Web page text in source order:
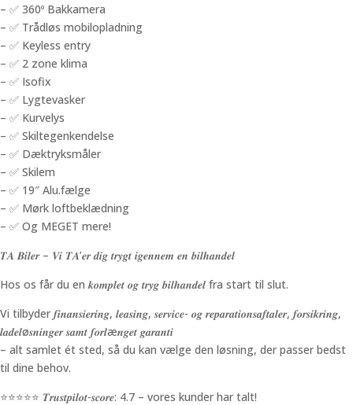
– ✅ 360º Bakkamera
– ✅ Trådløs mobilopladning
– ✅ Keyless entry
– ✅ 2 zone klima
– ✅ Isofix
– ✅ Lygtevasker
– ✅ Kurvelys
– ✅ Skiltegenkendelse
– ✅ Dæktryksmåler
– ✅ Skilem
– ✅ 19″ Alu.fælge
– ✅ Mørk loftbeklædning
– ✅ Og MEGET mere!
𝑻𝑨 𝑩𝒊𝒍𝒆𝒓 – 𝑽𝒊 𝑻𝑨’𝒆𝒓 𝒅𝒊𝒈 𝒕𝒓𝒚𝒈𝒕 𝒊𝒈𝒆𝒏𝒏𝒆𝒎 𝒆𝒏 𝒃𝒊𝒍𝒉𝒂𝒏𝒅𝒆𝒍
Hos os får du en 𝒌𝒐𝒎𝒑𝒍𝒆𝒕 𝒐𝒈 𝒕𝒓𝒚𝒈 𝒃𝒊𝒍𝒉𝒂𝒏𝒅𝒆𝒍 fra start til slut.
Vi tilbyder 𝒇𝒊𝒏𝒂𝒏𝒔𝒊𝒆𝒓𝒊𝒏𝒈, 𝒍𝒆𝒂𝒔𝒊𝒏𝒈, 𝒔𝒆𝒓𝒗𝒊𝒄𝒆- 𝒐𝒈 𝒓𝒆𝒑𝒂𝒓𝒂𝒕𝒊𝒐𝒏𝒔𝒂𝒇𝒕𝒂𝒍𝒆𝒓, 𝒇𝒐𝒓𝒔𝒊𝒌𝒓𝒊𝒏𝒈,
𝒍𝒂𝒅𝒆𝒍ø𝒔𝒏𝒊𝒏𝒈𝒆𝒓 𝒔𝒂𝒎𝒕 𝒇𝒐𝒓𝒍æ𝒏𝒈𝒆𝒕 𝒈𝒂𝒓𝒂𝒏𝒕𝒊
– alt samlet ét sted, så du kan vælge den løsning, der passer bedst
til dine behov.
⭐️⭐️⭐️⭐️⭐️ 𝑻𝒓𝒖𝒔𝒕𝒑𝒊𝒍𝒐𝒕-𝒔𝒄𝒐𝒓𝒆: 4.7 – vores kunder har talt!